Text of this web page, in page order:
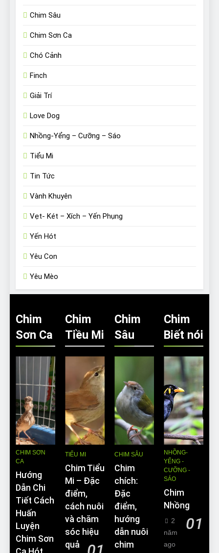
Chim Sâu
Chim Sơn Ca
Chó Cảnh
Finch
Giải Trí
Love Dog
Nhồng-Yểng – Cưỡng – Sáo
Tiểu Mi
Tin Tức
Vành Khuyên
Vẹt- Két – Xích – Yến Phụng
Yến Hót
Yêu Con
Yêu Mèo
Chim
Sơn Ca
CHIM SƠN
CA
Hướng
Dẫn Chi
Tiết Cách
Huấn
Luyện
Chim Sơn
Chim
Tiều Mi
TIỂU MI
Chim Tiểu
Mi – Đặc
điểm,
cách nuôi
và chăm
sóc hiệu
quả
Chim
Sâu
CHIM SÂU
Chim
chích:
Đặc
điểm,
hướng
dẫn nuôi
chim
Chim
Biết nói
NHỒNG-
YỂNG -
CƯỠNG -
SÁO
Chim
Nhồng
01
2
năm
ago